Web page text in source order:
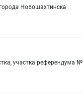
Новошахтинска
участка референдума №